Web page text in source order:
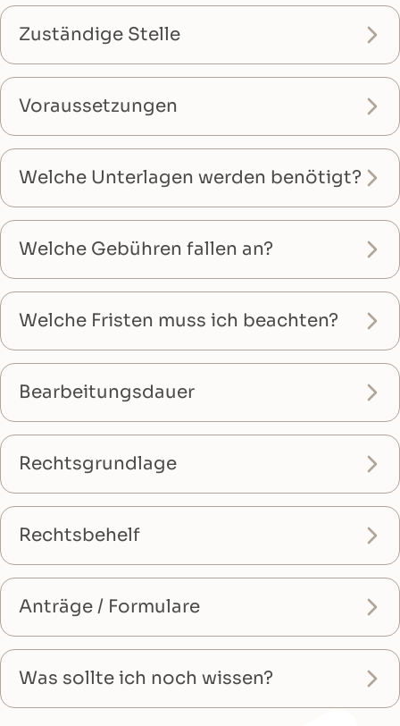
Zuständige Stelle
Voraussetzungen
Welche Unterlagen werden benötigt?
Welche Gebühren fallen an?
Welche Fristen muss ich beachten?
Bearbeitungsdauer
Rechtsgrundlage
Rechtsbehelf
Anträge / Formulare
Was sollte ich noch wissen?